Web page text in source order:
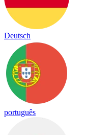
Deutsch
português